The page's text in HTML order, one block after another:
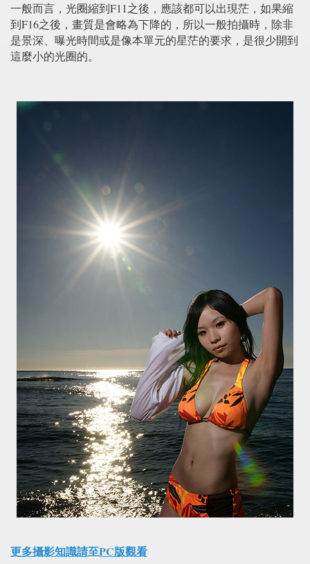
一般而言，光圈縮到F11之後，應該都可以出現茫，如果縮
到F16之後，畫質是會略為下降的，所以一般拍攝時，除非
是景深、曝光時間或是像本單元的星茫的要求，是很少開到
這麼小的光圈的。
更多攝影知識請至PC版觀看